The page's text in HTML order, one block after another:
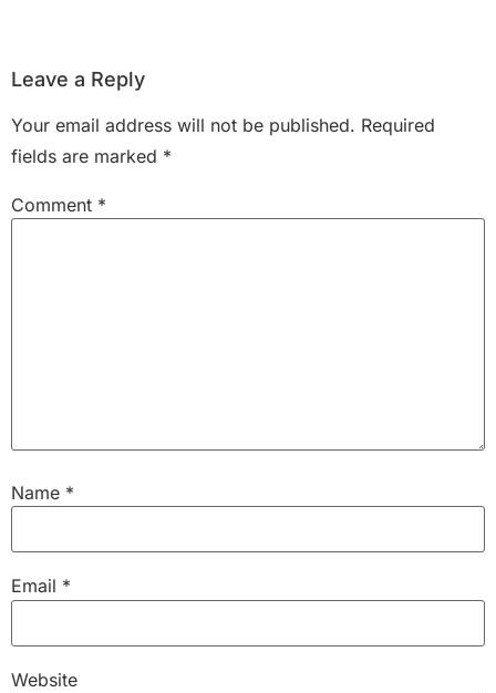
Leave a Reply
Your email address will not be published. Required
fields are marked *
Comment *
Name *
Email *
Website